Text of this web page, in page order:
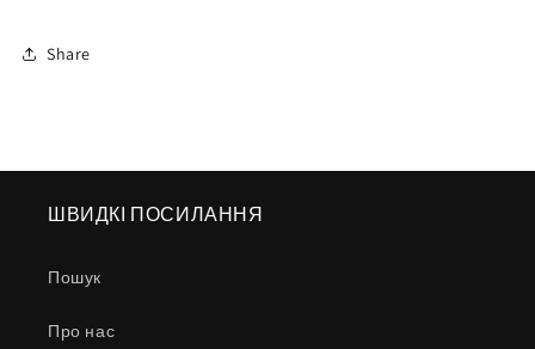
Share
ШВИДКІ ПОСИЛАННЯ
Пошук
Про нас